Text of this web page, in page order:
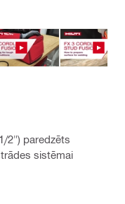
2") paredzēts
sistēmai